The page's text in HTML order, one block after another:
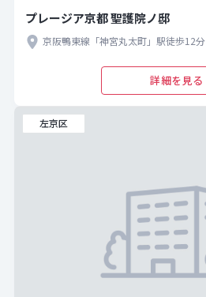
プレージア京都 聖護院ノ邸
京阪鴨東線「神宮丸太町」駅徒歩12分
詳細を見る
左京区